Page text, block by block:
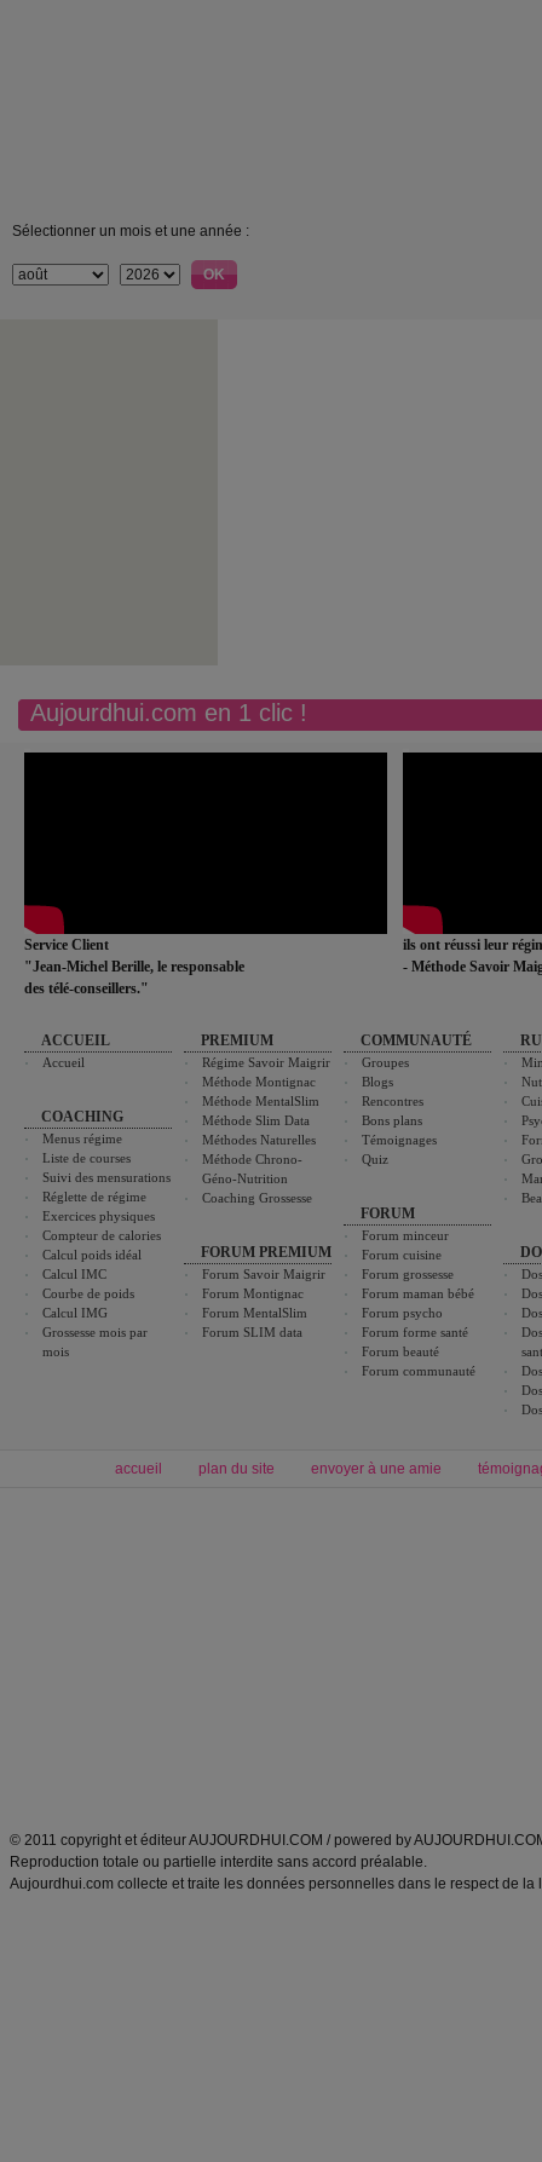
Sélectionner un mois et une année :
Aujourdhui.com en 1 clic !
Service Client
"Jean-Michel Berille, le responsable
des télé-conseillers."
ils ont réussi leur
- Méthode Savoir
ACCUEIL
Accueil
COACHING
Menus régime
Liste de courses
Suivi des mensurations
Réglette de régime
Exercices physiques
Compteur de calories
Calcul poids idéal
Calcul IMC
Courbe de poids
Calcul IMG
Grossesse mois par
mois
PREMIUM
Régime Savoir Maigrir
Méthode Montignac
Méthode MentalSlim
Méthode Slim Data
Méthodes Naturelles
Méthode Chrono-
Géno-Nutrition
Coaching Grossesse
FORUM PREMIUM
Forum Savoir Maigrir
Forum Montignac
Forum MentalSlim
Forum SLIM data
COMMUNAUTÉ
Groupes
Blogs
Rencontres
Bons plans
Témoignages
Quiz
FORUM
Forum minceur
Forum cuisine
Forum grossesse
Forum maman bébé
Forum psycho
Forum forme santé
Forum beauté
Forum communauté
accueil plan du site envoyer à une amie
© 2011 copyright et éditeur AUJOURDHUI.COM / powered by
Reproduction totale ou partielle interdite sans accord préalable.
Aujourdhui.com collecte et traite les données personnelles dans le respect de